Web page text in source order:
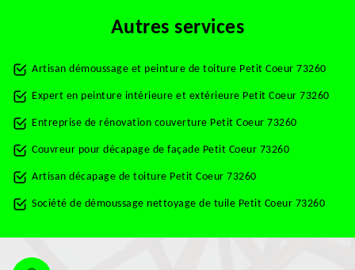
Autres services
Artisan démoussage et peinture de toiture Petit Coeur 73260
Expert en peinture intérieure et extérieure Petit Coeur 73260
Entreprise de rénovation couverture Petit Coeur 73260
Couvreur pour décapage de façade Petit Coeur 73260
Artisan décapage de toiture Petit Coeur 73260
Société de démoussage nettoyage de tuile Petit Coeur 73260